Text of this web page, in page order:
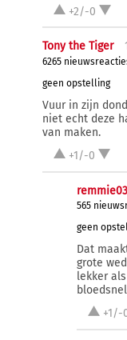
+2/-0
Tony the Tiger
6265
geen opstelling
Vuur in zijn
niet echt deze
van maken.
+1/-0
remmie03
565
geen
Dat
grote
lekker
+1/-